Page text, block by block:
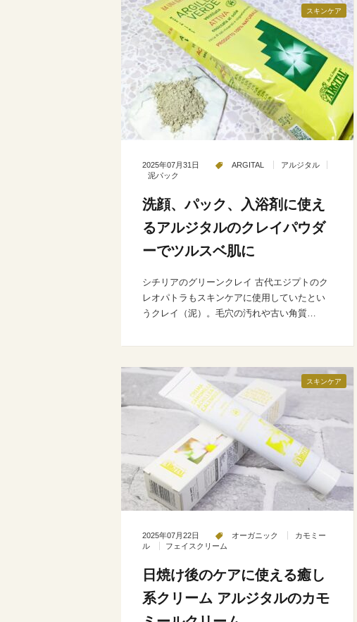
スキンケア
2025年07月31日 ARGITAL
アルジタル
泥パック
洗顔、パック、入浴剤に使え
るアルジタルのクレイパウダ
ーでツルスベ肌に
シチリアのグリーンクレイ 古代エジプトのク
レオパトラもスキンケアに使用していたとい
うクレイ（泥）。毛穴の汚れや古い角質…
スキンケア
2025年07月22日 オーガニック
カモミー
ル
フェイスクリーム
日焼け後のケアに使える癒し
系クリーム アルジタルのカモ